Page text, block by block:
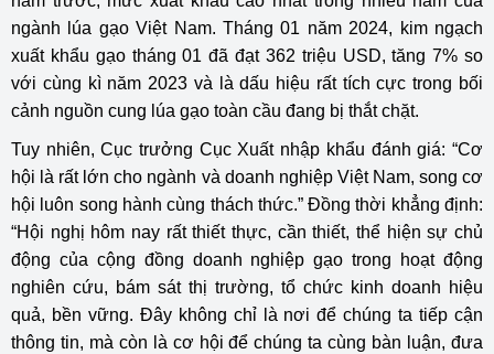
ngành lúa gạo Việt Nam. Tháng 01 năm 2024, kim ngạch
xuất khẩu gạo tháng 01 đã đạt 362 triệu USD, tăng 7% so
với cùng kì năm 2023 và là dấu hiệu rất tích cực trong bối
cảnh nguồn cung lúa gạo toàn cầu đang bị thắt chặt.
Tuy nhiên, Cục trưởng Cục Xuất nhập khẩu đánh giá: “Cơ
hội là rất lớn cho ngành và doanh nghiệp Việt Nam, song cơ
hội luôn song hành cùng thách thức.” Đồng thời khẳng định:
“Hội nghị hôm nay rất thiết thực, cần thiết, thể hiện sự chủ
động của cộng đồng doanh nghiệp gạo trong hoạt động
nghiên cứu, bám sát thị trường, tổ chức kinh doanh hiệu
quả, bền vững. Đây không chỉ là nơi để chúng ta tiếp cận
thông tin, mà còn là cơ hội để chúng ta cùng bàn luận, đưa